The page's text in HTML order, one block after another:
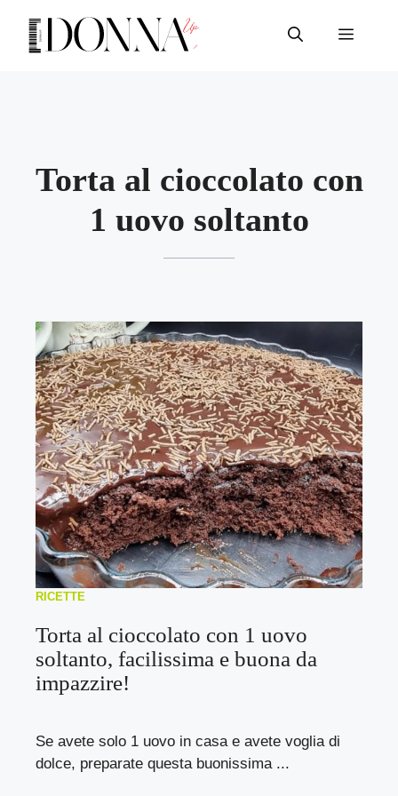
contenuto
Menu
Torta al cioccolato con
1 uovo soltanto
RICETTE
Torta al cioccolato con 1 uovo
soltanto, facilissima e buona da
impazzire!
Se avete solo 1 uovo in casa e avete voglia di
dolce, preparate questa buonissima ...